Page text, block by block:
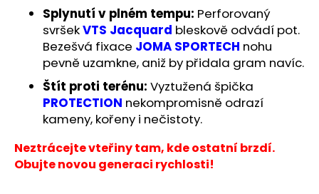
Splynutí v plném tempu: Perforovaný
svršekVTS Jacquard bleskově odvádí pot.
Bezešvá fixace JOMA SPORTECH nohu
pevně uzamkne, aniž by přidala gram navíc.
Štít proti terénu: Vyztužená špička
PROTECTION nekompromisně odrazí
kameny, kořeny i nečistoty.
Neztrácejte vteřiny tam, kde ostatní brzdí.
Obujte novou generaci rychlosti!